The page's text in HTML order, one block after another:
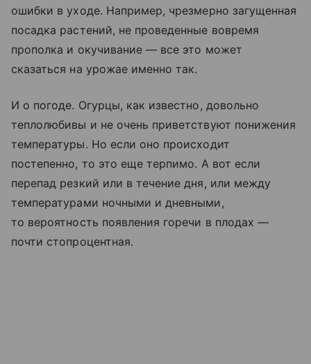
ошибки в уходе. Например, чрезмерно загущенная
посадка растений, не проведенные вовремя
прополка и окучивание — все это может
сказаться на урожае именно так.
И о погоде. Огурцы, как известно, довольно
теплолюбивы и не очень приветствуют понижения
температуры. Но если оно происходит
постепенно, то это еще терпимо. А вот если
перепад резкий или в течение дня, или между
температурами ночными и дневными,
то вероятность появления горечи в плодах —
почти стопроцентная.